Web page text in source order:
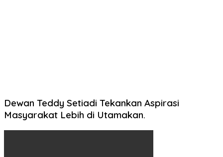
Dewan Teddy Setiadi Tekankan Aspirasi
Masyarakat Lebih di Utamakan.